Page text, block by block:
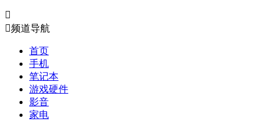

频道导航
首页
手机
笔记本
游戏硬件
影音
家电